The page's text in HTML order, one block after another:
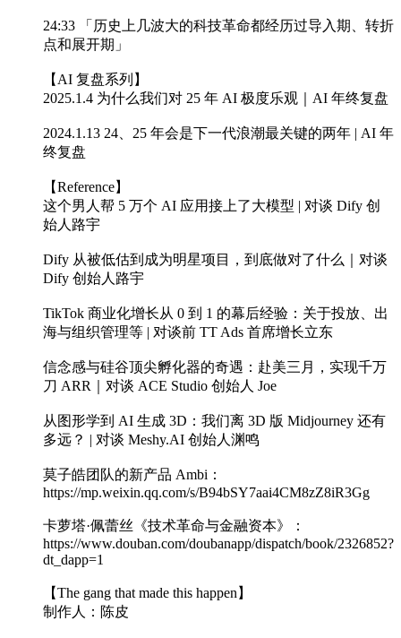
24:33 「历史上几波大的科技革命都经历过导入期、转折
点和展开期」
【AI 复盘系列】
2025.1.4 为什么我们对 25 年 AI 极度乐观｜AI 年终复盘
2024.1.13 24、25 年会是下一代浪潮最关键的两年 | AI 年
终复盘
【Reference】
这个男人帮 5 万个 AI 应用接上了大模型 | 对谈 Dify 创
始人路宇
Dify 从被低估到成为明星项目，到底做对了什么｜对谈
Dify 创始人路宇
TikTok 商业化增长从 0 到 1 的幕后经验：关于投放、出
海与组织管理等 | 对谈前 TT Ads 首席增长立东
信念感与硅谷顶尖孵化器的奇遇：赴美三月，实现千万
刀 ARR｜对谈 ACE Studio 创始人 Joe
从图形学到 AI 生成 3D：我们离 3D 版 Midjourney 还有
多远？ | 对谈 Meshy.AI 创始人渊鸣
莫子皓团队的新产品 Ambi：
https://mp.weixin.qq.com/s/B94bSY7aai4CM8zZ8iR3Gg
卡萝塔·佩蕾丝《技术革命与金融资本》：
https://www.douban.com/doubanapp/dispatch/book/2326852?
dt_dapp=1
【The gang that made this happen】
制作人：陈皮